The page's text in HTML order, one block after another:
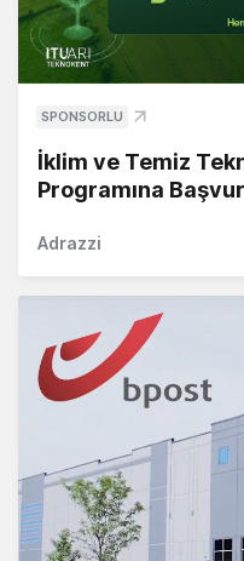
SPONSORLU
İklim ve Temiz
Programına Başvur
Adrazzi